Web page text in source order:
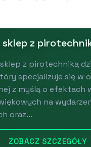
sklep z
z pirotechniką
specjalizuje się w
z myślą o efektach
na
oraz...
ZOBACZ SZCZEGÓŁY